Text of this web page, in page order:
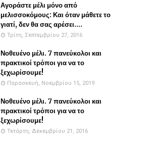
Αγοράστε μέλι μόνο από
μελισσοκόμους: Και όταν μάθετε το
γιατί, δεν θα σας αρέσει....
Τρίτη, Σεπτεμβρίου 27, 2016
Νοθευένο μέλι. 7 πανεύκολοι και
πρακτικοί τρόποι για να το
ξεχωρίσουμε!
Παρασκευή, Νοεμβρίου 15, 2019
Νοθευένο μέλι. 7 πανεύκολοι και
πρακτικοί τρόποι για να το
ξεχωρίσουμε!
Τετάρτη, Δεκεμβρίου 21, 2016